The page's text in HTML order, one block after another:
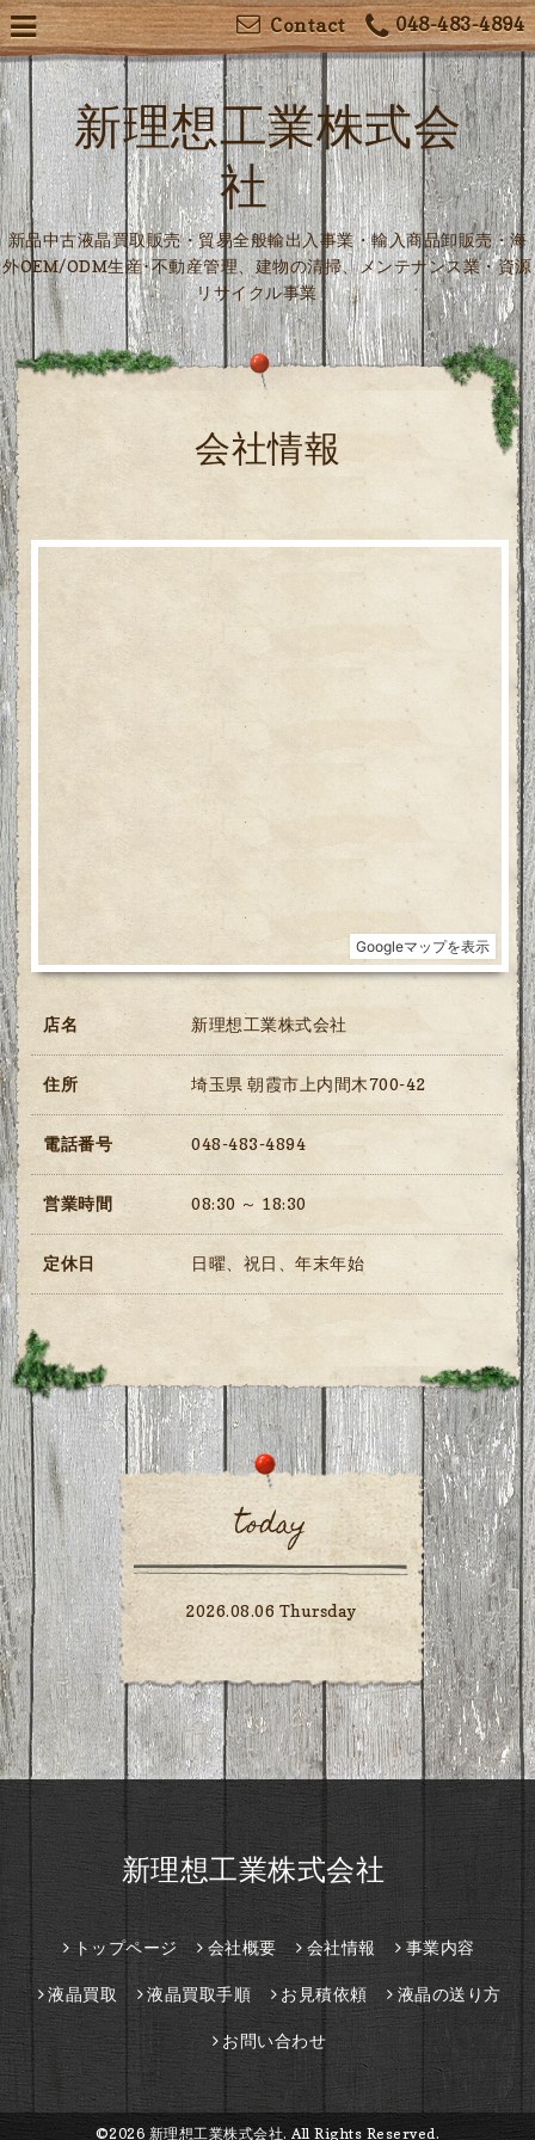
048-483-4894
Contact
新理想工業株式会
社
新品中古液晶買取販売・貿易全般輸出入事業・輸入商品卸販売・海
外OEM/ODM生産･不動産管理、建物の清掃、メンテナンス業・資源
リサイクル事業
会社情報
店名 新理想工業株式会社
住所 埼玉県 朝霞市上内間木700-42
電話番号 048-483-4894
営業時間 08:30 ～ 18:30
定休日 日曜、祝日、年末年始
today
2026.08.06 Thursday
新理想工業株式会社
トップページ 会社概要 会社情報 事業内容
液晶買取 液晶買取手順 お見積依頼 液晶の送り方
お問い合わせ
©2026 新理想工業株式会社. All Rights Reserved.